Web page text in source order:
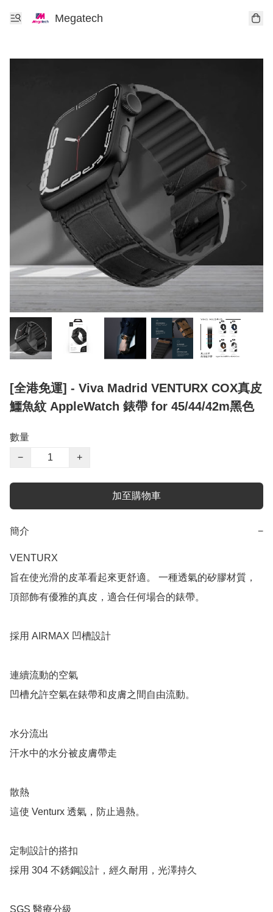
Megatech
[全港免運] - Viva Madrid VENTURX COX真皮
鱷魚紋 AppleWatch 錶帶 for 45/44/42m黑色
數量
−
+
加至購物車
簡介 −
VENTURX
旨在使光滑的皮革看起來更舒適。 一種透氣的矽膠材質，
頂部飾有優雅的真皮，適合任何場合的錶帶。
採用 AIRMAX 凹槽設計
連續流動的空氣
凹槽允許空氣在錶帶和皮膚之間自由流動。
水分流出
汗水中的水分被皮膚帶走
散熱
這使 Venturx 透氣，防止過熱。
定制設計的搭扣
採用 304 不銹鋼設計，經久耐用，光澤持久
SGS 醫療分級